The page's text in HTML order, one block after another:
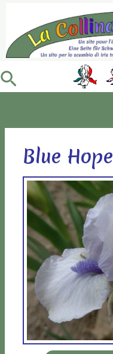
contenuto
Cerca
Blue Hope